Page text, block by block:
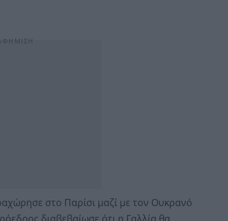
στο Παρίσι μαζί με τον Ουκρανό
διαβεβαίωσε ότι η Γαλλία θα